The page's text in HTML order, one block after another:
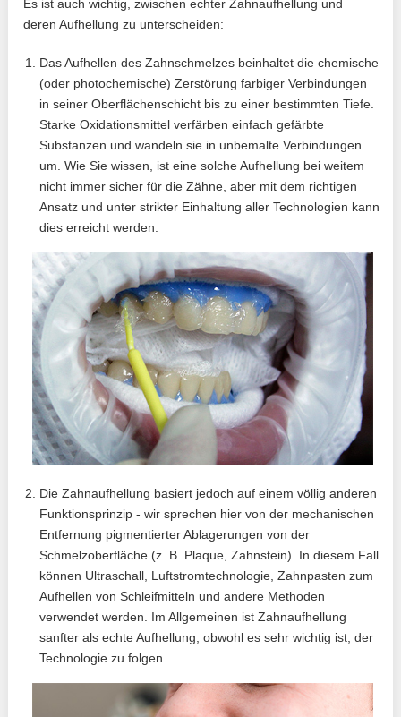
Es ist auch wichtig, zwischen echter Zahnaufhellung und
deren Aufhellung zu unterscheiden:
Das Aufhellen des Zahnschmelzes beinhaltet die chemische
(oder photochemische) Zerstörung farbiger Verbindungen
in seiner Oberflächenschicht bis zu einer bestimmten Tiefe.
Starke Oxidationsmittel verfärben einfach gefärbte
Substanzen und wandeln sie in unbemalte Verbindungen
um. Wie Sie wissen, ist eine solche Aufhellung bei weitem
nicht immer sicher für die Zähne, aber mit dem richtigen
Ansatz und unter strikter Einhaltung aller Technologien kann
dies erreicht werden.
Die Zahnaufhellung basiert jedoch auf einem völlig anderen
Funktionsprinzip - wir sprechen hier von der mechanischen
Entfernung pigmentierter Ablagerungen von der
Schmelzoberfläche (z. B. Plaque, Zahnstein). In diesem Fall
können Ultraschall, Luftstromtechnologie, Zahnpasten zum
Aufhellen von Schleifmitteln und andere Methoden
verwendet werden. Im Allgemeinen ist Zahnaufhellung
sanfter als echte Aufhellung, obwohl es sehr wichtig ist, der
Technologie zu folgen.